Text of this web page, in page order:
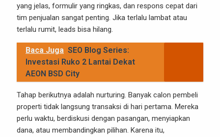
yang jelas, formulir yang ringkas, dan respons cepat dari
tim penjualan sangat penting. Jika terlalu lambat atau
terlalu rumit, leads bisa hilang.
Baca Juga SEO Blog Series:
Investasi Ruko 2 Lantai Dekat
AEON BSD City
Tahap berikutnya adalah nurturing. Banyak calon pembeli
properti tidak langsung transaksi di hari pertama. Mereka
perlu waktu, berdiskusi dengan pasangan, menyiapkan
dana, atau membandingkan pilihan. Karena itu,